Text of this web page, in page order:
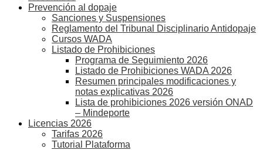
Prevención al dopaje
Sanciones y Suspensiones
Reglamento del Tribunal Disciplinario Antidopaje
Cursos WADA
Listado de Prohibiciones
Programa de Seguimiento 2026
Listado de Prohibiciones WADA 2026
Resumen principales modificaciones y
notas explicativas 2026
Lista de prohibiciones 2026 versión ONAD
– Mindeporte
Licencias 2026
Tarifas 2026
Tutorial Plataforma